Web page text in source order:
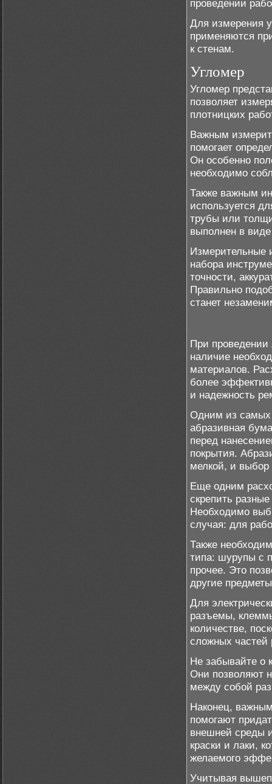
проведении
Для измерения
применяются
к стенам.
Угломер
Угломер
позволяет
плотницких
Важным
помогает
Он особенно
необходимо
Также важным
используется
трубы или
выполнен в
Измерительные
набора
точности,
Правильно
станет
При проведении
наличие
материалов.
более
и надежность
Одним из самых
абразивная
перед
покрытия.
мелкой, и выбор
Еще одним
скрепить
Необходимо
случая: для
Также
типа: шурупы с
прочее. Это
другие
Для
разъемы,
количестве,
сложных частей
Не забывайте о
Они позволяют
между собой
Наконец,
помогают
внешней среды
краски и лаки,
желаемого
Учитывая